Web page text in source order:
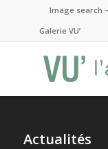
Image search
Galerie VU’
Actualités